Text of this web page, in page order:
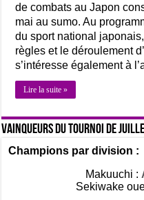
de combats au Japon
mai au sumo. Au
du sport national
règles et le déroulement
s’intéresse également à
Lire la suite »
Vainqueurs du tournoi de
Champions par division :
Makuuchi :
Sekiwake